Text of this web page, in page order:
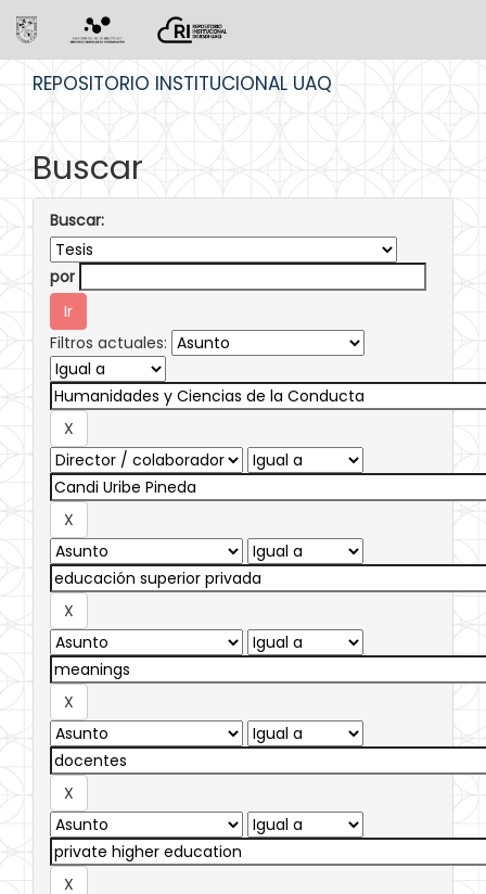
REPOSITORIO INSTITUCIONAL UAQ
Buscar
Buscar:
por
Filtros actuales: